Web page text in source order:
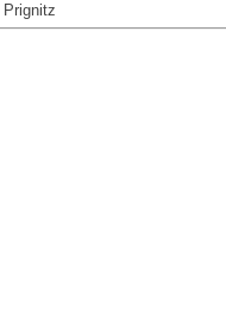
Prignitz